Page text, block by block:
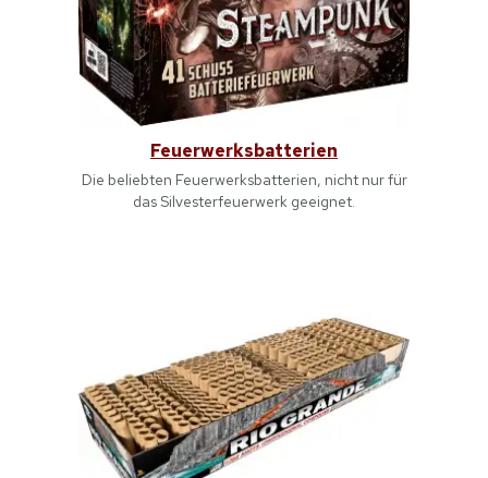
Feuerwerksbatterien
Die beliebten Feuerwerksbatterien, nicht nur für
das Silvesterfeuerwerk geeignet.